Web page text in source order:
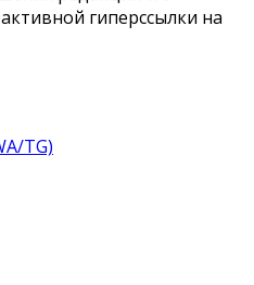
гиперссылки на
TG)